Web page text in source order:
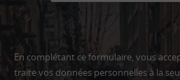
En complétant ce formulaire, vous
traite vos données personnelles à la